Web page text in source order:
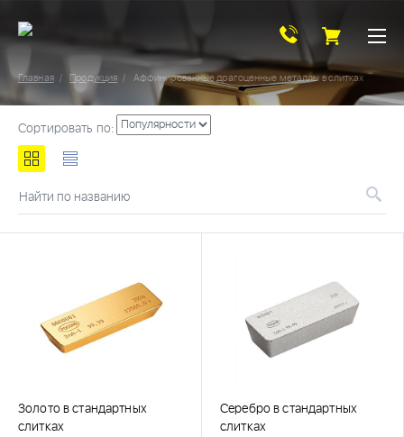
Главная Продукция Аффинированные драгоценные металлы в слитках
Сортировать по:
Найти по названию
Золото в стандартных
слитках
Серебро в стандартных
слитках